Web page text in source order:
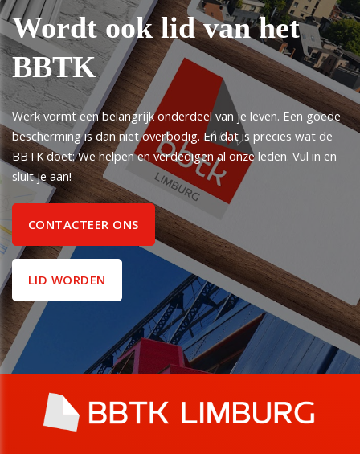
Wordt ook lid van het
BBTK
Werk vormt een belangrijk onderdeel van je leven. Een goede
bescherming is dan niet overbodig. En dat is precies wat de
BBTK doet: We helpen en verdedigen al onze leden. Vul in en
sluit je aan!
CONTACTEER ONS
LID WORDEN